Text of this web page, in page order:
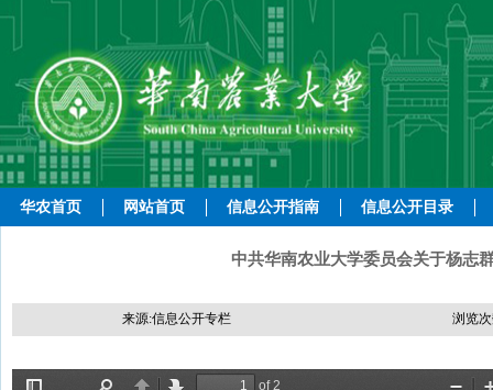
华农首页 网站首页 信息公开指南 信息公开目录
中共华南农业大学委员会关于杨志
来源:信息公开专栏 浏览